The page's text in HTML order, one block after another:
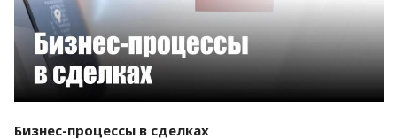
Бизнес-процессы в сделках